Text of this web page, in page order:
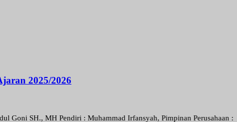
2025/2026
SH., MH Pendiri : Muhammad Irfansyah, Pimpinan Perusahaan :